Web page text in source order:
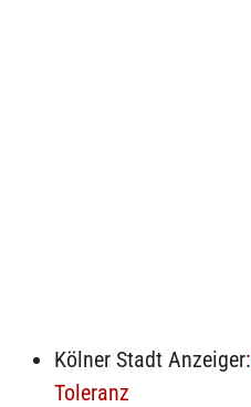
Kölner Stadt Anzeiger:
Toleranz